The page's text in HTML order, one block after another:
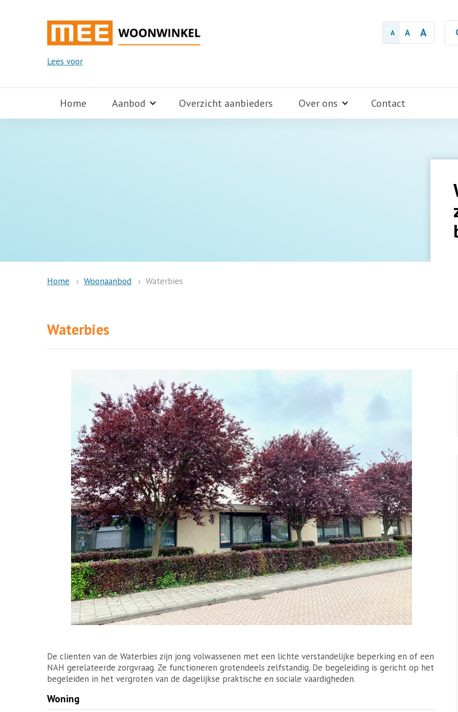
A A A
Lees voor
Home Aanbod Overzicht aanbieders Over ons Contact
Home Woonaanbod Waterbies
Waterbies
De clienten van de Waterbies zijn jong volwassenen met een lichte verstandelijke beperking en of een
NAH gerelateerde zorgvraag. Ze functioneren grotendeels zelfstandig. De begeleiding is gericht op het
begeleiden in het vergroten van de dagelijkse praktische en sociale vaardigheden.
Woning